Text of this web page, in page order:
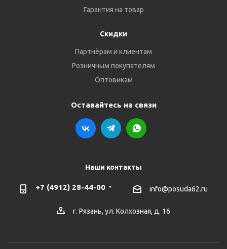
Гарантия на товар
Скидки
Партнёрам и клиентам
Розничным покупателям
Оптовикам
Оставайтесь на связи
Наши контакты
+7 (4912) 28-44-00 info@posuda62.ru
г. Рязань, ул. Колхозная, д. 16